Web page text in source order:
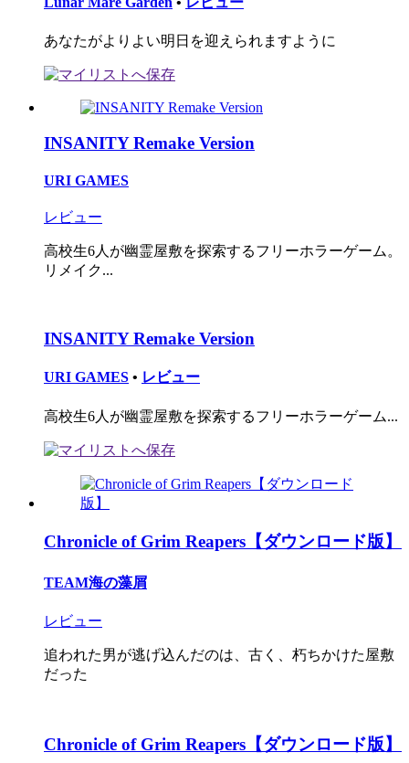
あなたがよりよい明日を迎えられますように
INSANITY Remake Version
URI GAMES
レビュー
高校生6人が幽霊屋敷を探索するフリーホラーゲーム。
リメイク...
INSANITY Remake Version
URI GAMES • レビュー
高校生6人が幽霊屋敷を探索するフリーホラーゲーム...
Chronicle of Grim Reapers【ダウンロード版】
TEAM海の藻屑
レビュー
追われた男が逃げ込んだのは、古く、朽ちかけた屋敷
だった
Chronicle of Grim Reapers【ダウンロード版】